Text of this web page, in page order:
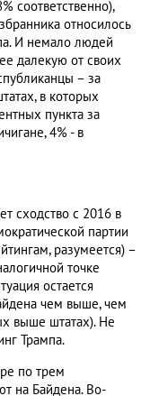
соответственно),
относилось
И немало людей
далекую от своих
– за
в которых
пункта за
4% - в
сходство с 2016 в
партии
разумеется) –
точке
остается
чем выше, чем
выше штатах). Не
Трампа.
по трем
на Байдена. Во-